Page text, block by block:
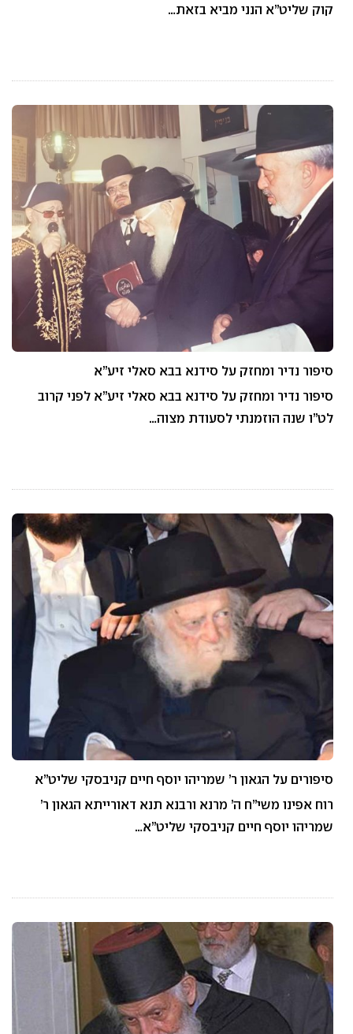
קוק שליט”א הנני מביא בזאת…
סיפור נדיר ומחזק על סידנא בבא סאלי זיע”א
סיפור נדיר ומחזק על סידנא בבא סאלי זיע”א לפני קרוב
לט”ו שנה הוזמנתי לסעודת מצוה…
סיפורים על הגאון ר’ שמריהו יוסף חיים קניבסקי שליט”א
רוח אפינו משי”ח ה’ מרנא ורבנא תנא דאורייתא הגאון ר’
שמריהו יוסף חיים קניבסקי שליט”א…